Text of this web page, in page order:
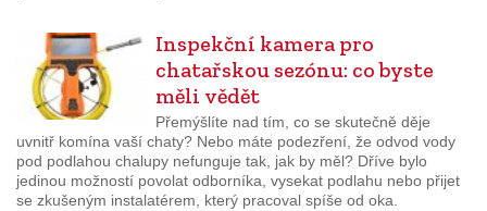
Inspekční kamera pro
chatařskou sezónu: co byste
měli vědět
Přemýšlíte nad tím, co se skutečně děje
uvnitř komína vaší chaty? Nebo máte podezření, že odvod vody
pod podlahou chalupy nefunguje tak, jak by měl? Dříve bylo
jedinou možností povolat odborníka, vysekat podlahu nebo přijet
se zkušeným instalatérem, který pracoval spíše od oka.